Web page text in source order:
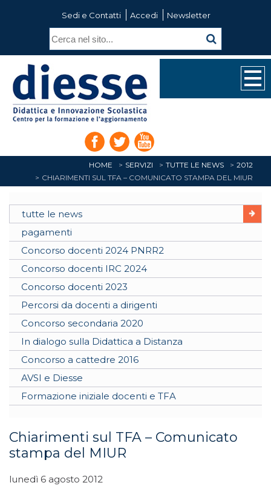
Sedi e Contatti Accedi Newsletter
HOME SERVIZI TUTTE LE NEWS
2012
CHIARIMENTI SUL TFA – COMUNICATO STAMPA DEL MIUR
tutte le news
pagamenti
Concorso docenti 2024 PNRR2
Concorso docenti IRC 2024
Concorso docenti 2023
Percorsi da docenti a dirigenti
Concorso secondaria 2020
In dialogo sulla Didattica a Distanza
Concorso a cattedre 2016
AVSI e Diesse
Formazione iniziale docenti e TFA
Chiarimenti sul TFA – Comunicato
stampa del MIUR
lunedì 6 agosto 2012